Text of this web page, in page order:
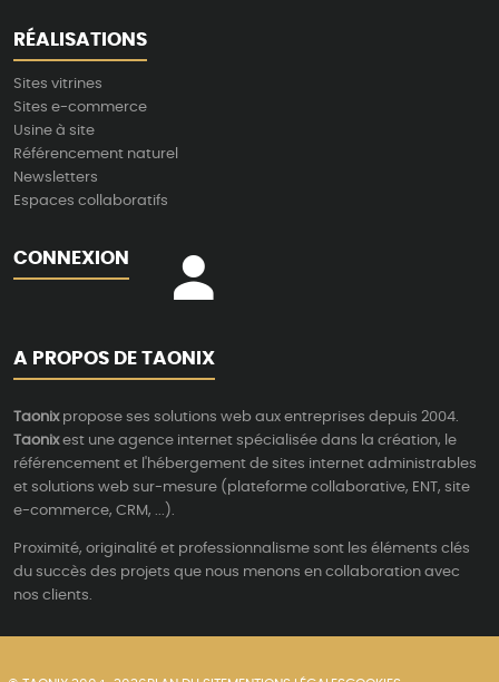
RÉALISATIONS
Sites vitrines
Sites e-commerce
Usine à site
Référencement naturel
Newsletters
Espaces collaboratifs
CONNEXION
A PROPOS DE TAONIX
Taonixpropose ses solutions web aux entreprises depuis 2004.
Taonixest une agence internet spécialisée dans la création, le
référencement et l'hébergement de sites internet administrables
et solutions web sur-mesure (plateforme collaborative, ENT, site
e-commerce, CRM, ...).
Proximité, originalité et professionnalisme sont les éléments clés
du succès des projets que nous menons en collaboration avec
nos clients.